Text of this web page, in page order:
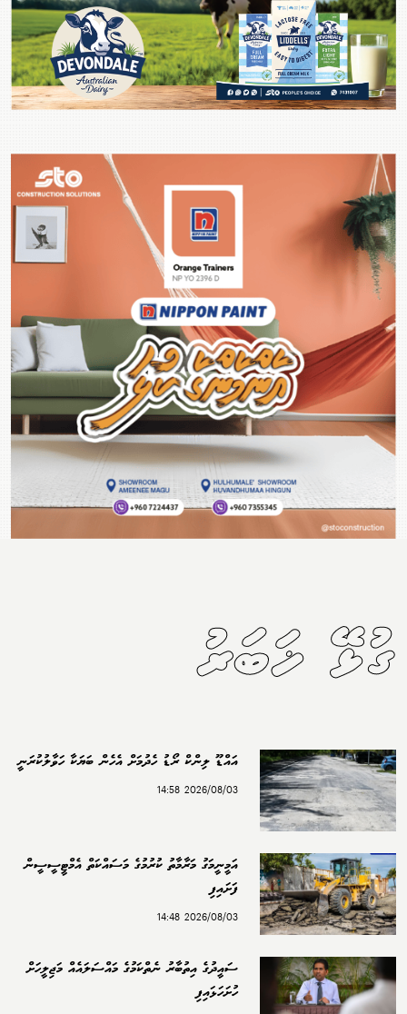
ގުޅޭ ޚަބަރު
އައްޑޫ ލިންކް ރޯޑު ހެދުމަށް އެހެން ބަޔަކާ ހަވާލުކުރަނީ
2026/08/03 14:58
އަމީނީމަގު މަރާމާތު ކުރުމުގެ މަސައްކަތް އެމްޓީސީސީން
ފަށައިފި
2026/08/03 14:48
ސައީދުގެ އިތުބާރު ނެތްކަމުގެ މައްސަލައެއް މަޖިލީހަށް
ހުށަހަޅައިފި